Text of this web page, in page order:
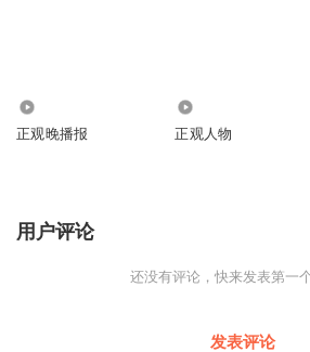
正观晚播报 正观人物
用户评论
还没有评论，快来发表第一
发表评论